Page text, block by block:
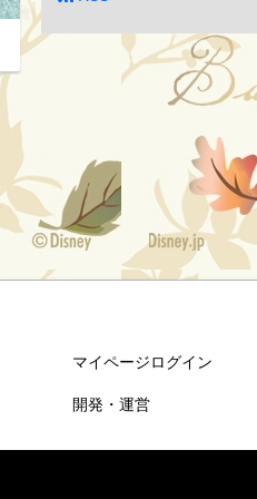
マイページログイン
開発・運営